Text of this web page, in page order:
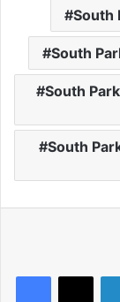
South
South
South
South